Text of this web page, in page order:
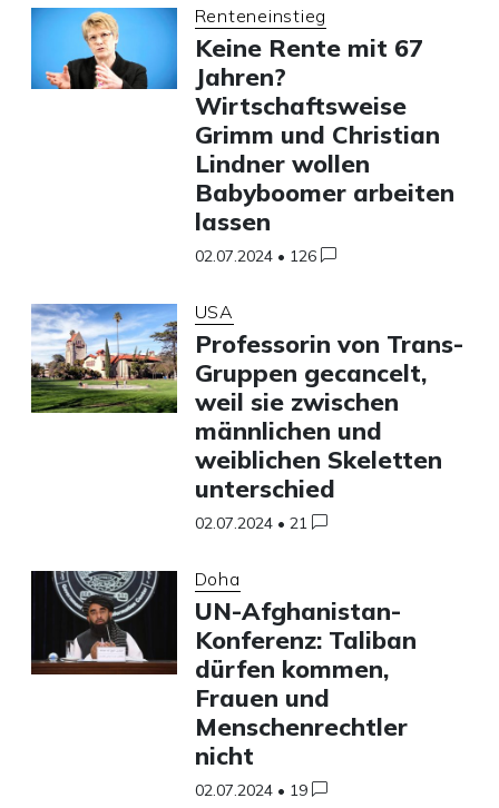
Renteneinstieg
Keine Rente mit 67
Jahren?
Wirtschaftsweise
Grimm und Christian
Lindner wollen
Babyboomer arbeiten
lassen
02.07.2024 • 126
USA
Professorin von Trans-
Gruppen gecancelt,
weil sie zwischen
männlichen und
weiblichen Skeletten
unterschied
02.07.2024 • 21
Doha
UN-Afghanistan-
Konferenz: Taliban
dürfen kommen,
Frauen und
Menschenrechtler
nicht
02.07.2024 • 19